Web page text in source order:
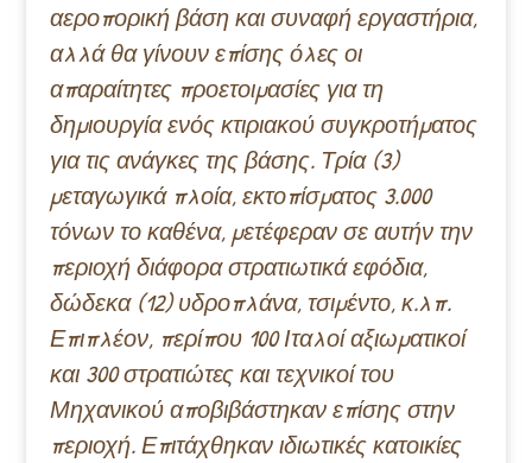
αεροπορική βάση και συναφή εργαστήρια,
αλλά θα γίνουν επίσης όλες οι
απαραίτητες προετοιμασίες για τη
δημιουργία ενός κτιριακού συγκροτήματος
για τις ανάγκες της βάσης. Τρία (3)
μεταγωγικά πλοία, εκτοπίσματος 3.000
τόνων το καθένα, μετέφεραν σε αυτήν την
περιοχή διάφορα στρατιωτικά εφόδια,
δώδεκα (12) υδροπλάνα, τσιμέντο, κ.λπ.
Επιπλέον, περίπου 100 Ιταλοί αξιωματικοί
και 300 στρατιώτες και τεχνικοί του
Μηχανικού αποβιβάστηκαν επίσης στην
περιοχή. Επιτάχθηκαν ιδιωτικές κατοικίες